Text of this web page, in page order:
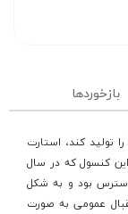
بازخوردها
را تولید کند، استارت
کنسول که در سال
دسترس بود و به شکل
عمومی به صورت